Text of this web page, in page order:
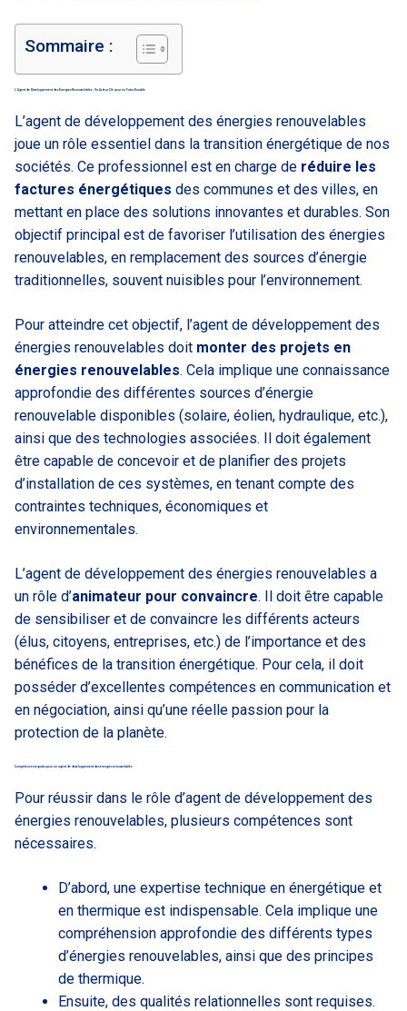
Sommaire :
L’Agent de Développement des Énergies Renouvelables : Un Acteur Clé pour un Futur Durable
L’agent de développement des énergies renouvelables
joue un rôle essentiel dans la transition énergétique de nos
sociétés. Ce professionnel est en charge de réduire les
factures énergétiques des communes et des villes, en
mettant en place des solutions innovantes et durables. Son
objectif principal est de favoriser l’utilisation des énergies
renouvelables, en remplacement des sources d’énergie
traditionnelles, souvent nuisibles pour l’environnement.
Pour atteindre cet objectif, l’agent de développement des
énergies renouvelables doit monter des projets en
énergies renouvelables. Cela implique une connaissance
approfondie des différentes sources d’énergie
renouvelable disponibles (solaire, éolien, hydraulique, etc.),
ainsi que des technologies associées. Il doit également
être capable de concevoir et de planifier des projets
d’installation de ces systèmes, en tenant compte des
contraintes techniques, économiques et
environnementales.
L’agent de développement des énergies renouvelables a
un rôle d’animateur pour convaincre. Il doit être capable
de sensibiliser et de convaincre les différents acteurs
(élus, citoyens, entreprises, etc.) de l’importance et des
bénéfices de la transition énergétique. Pour cela, il doit
posséder d’excellentes compétences en communication et
en négociation, ainsi qu’une réelle passion pour la
protection de la planète.
Compétences requises pour un agent de développement des énergies renouvelables
Pour réussir dans le rôle d’agent de développement des
énergies renouvelables, plusieurs compétences sont
nécessaires.
D’abord, une expertise technique en énergétique et
en thermique est indispensable. Cela implique une
compréhension approfondie des différents types
d’énergies renouvelables, ainsi que des principes
de thermique.
Ensuite, des qualités relationnelles sont requises.